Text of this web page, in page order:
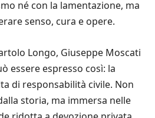
né con la lamentazione, ma
senso, cura e opere.
Longo, Giuseppe Moscati
essere espresso così: la
di responsabilità civile. Non
storia, ma immersa nelle